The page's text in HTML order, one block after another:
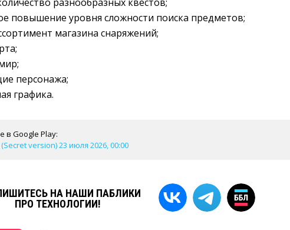
повышение уровня сложности поиска предметов;
магазина снаряжений;
персонажа;
графика.
в Google Play:
version) 23 июля 2026, 00:00
НА НАШИ ПАБЛИКИ
ПРО ТЕХНОЛОГИИ!